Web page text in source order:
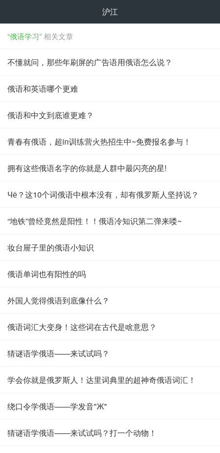
沪江
“俄语学习”相关文章
不懂就问，那些年刷屏的广告语用俄语怎么说？
俄语和英语哪个更难
俄语和中文到底谁更难？
青春有俄语，超in训练营火热招生中~免费报名参与！
拥有这些俄语名字的你就是人群中最闪亮的星!
Чё？这10个词俄语中根本没有，却有俄罗斯人坚持说？
“地铁”曾经竟然是阳性！！俄语冷知识第二弹来喽~
妆台屉子里的俄语小知识
俄语单词也有阳性的吗
外国人觉得俄语到底像什么？
俄语词汇大变身！这些词在古代是啥意思？
猜谜语学俄语——来试试吗？
学会你就是俄罗斯人！达里词典里的超神奇俄语词汇！
绕口令学俄语——学发音"Ж"
猜谜语学俄语——来试试吗？打一个动物！